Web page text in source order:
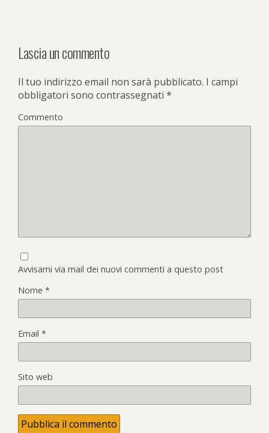
Lascia un commento
Il tuo indirizzo email non sarà pubblicato. I campi
obbligatori sono contrassegnati *
Commento
Avvisami via mail dei nuovi commenti a questo post
Nome *
Email *
Sito web